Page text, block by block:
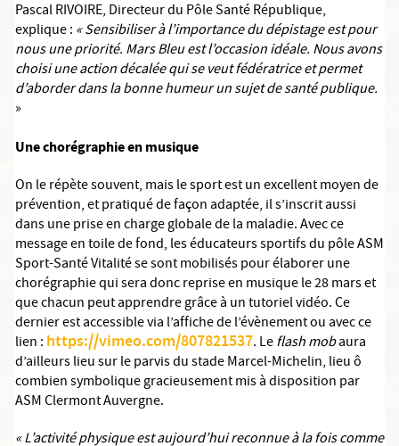
Pascal RIVOIRE, Directeur du Pôle Santé République,
explique : « Sensibiliser à l’importance du dépistage est pour
nous une priorité. Mars Bleu est l’occasion idéale. Nous avons
choisi une action décalée qui se veut fédératrice et permet
d’aborder dans la bonne humeur un sujet de santé publique.
»
Une chorégraphie en musique
On le répète souvent, mais le sport est un excellent moyen de
prévention, et pratiqué de façon adaptée, il s’inscrit aussi
dans une prise en charge globale de la maladie. Avec ce
message en toile de fond, les éducateurs sportifs du pôle ASM
Sport-Santé Vitalité se sont mobilisés pour élaborer une
chorégraphie qui sera donc reprise en musique le 28 mars et
que chacun peut apprendre grâce à un tutoriel vidéo. Ce
dernier est accessible via l’affiche de l’évènement ou avec ce
lien : https://vimeo.com/807821537. Leflash mobaura
d’ailleurs lieu sur le parvis du stade Marcel-Michelin, lieu ô
combien symbolique gracieusement mis à disposition par
ASM Clermont Auvergne.
« L’activité physique est aujourd’hui reconnue à la fois comme